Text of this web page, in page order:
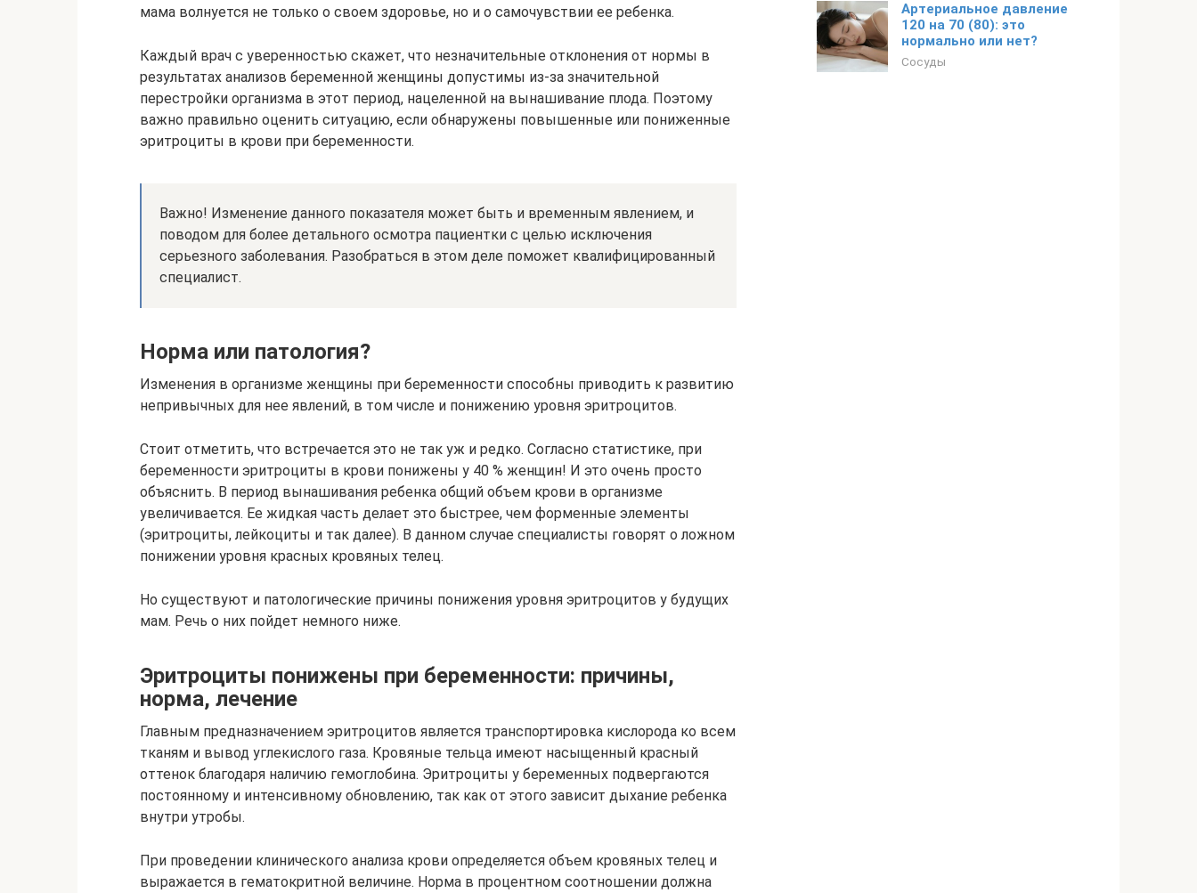
мама волнуется не только о своем здоровье, но и о самочувствии ее ребенка.
Каждый врач с уверенностью скажет, что незначительные отклонения от нормы в
результатах анализов беременной женщины допустимы из-за значительной
перестройки организма в этот период, нацеленной на вынашивание плода. Поэтому
важно правильно оценить ситуацию, если обнаружены повышенные или пониженные
эритроциты в крови при беременности.
Важно! Изменение данного показателя может быть и временным явлением, и
поводом для более детального осмотра пациентки с целью исключения
серьезного заболевания. Разобраться в этом деле поможет квалифицированный
специалист.
Норма или патология?
Изменения в организме женщины при беременности способны приводить к развитию
непривычных для нее явлений, в том числе и понижению уровня эритроцитов.
Стоит отметить, что встречается это не так уж и редко. Согласно статистике, при
беременности эритроциты в крови понижены у 40 % женщин! И это очень просто
объяснить. В период вынашивания ребенка общий объем крови в организме
увеличивается. Ее жидкая часть делает это быстрее, чем форменные элементы
(эритроциты, лейкоциты и так далее). В данном случае специалисты говорят о ложном
понижении уровня красных кровяных телец.
Но существуют и патологические причины понижения уровня эритроцитов у будущих
мам. Речь о них пойдет немного ниже.
Эритроциты понижены при беременности: причины,
норма, лечение
Главным предназначением эритроцитов является транспортировка кислорода ко всем
тканям и вывод углекислого газа. Кровяные тельца имеют насыщенный красный
оттенок благодаря наличию гемоглобина. Эритроциты у беременных подвергаются
постоянному и интенсивному обновлению, так как от этого зависит дыхание ребенка
внутри утробы.
При проведении клинического анализа крови определяется объем кровяных телец и
выражается в гематокритной величине. Норма в процентном соотношении должна
Артериальное давление
120 на 70 (80): это
нормально или нет?
Сосуды